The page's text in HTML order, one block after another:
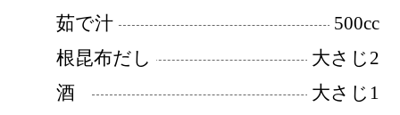
茹で汁
500cc
根昆布だし
大さじ2
酒
大さじ1